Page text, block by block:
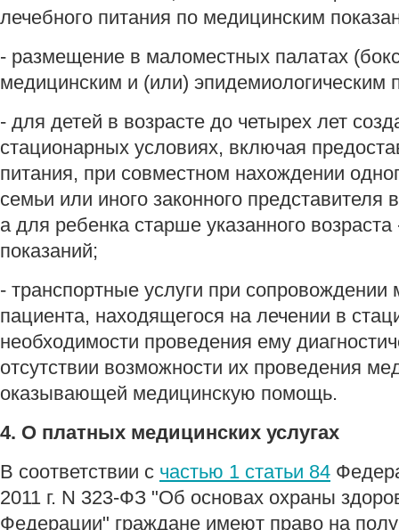
лечебного питания по медицинским
- размещение в маломестных палатах
медицинским и (или) эпидемиологическим
- для детей в возрасте до четырех лет
стационарных условиях, включая
питания, при совместном нахождении
семьи или иного законного представителя
а для ребенка старше указанного
показаний;
- транспортные услуги при
пациента, находящегося на лечении в
необходимости проведения ему
отсутствии возможности их проведения
оказывающей медицинскую помощь.
4. О платных медицинских услугах
В соответствии с частью 1 статьи 84
2011 г. N 323-ФЗ "Об основах охраны
Федерации" граждане имеют право на